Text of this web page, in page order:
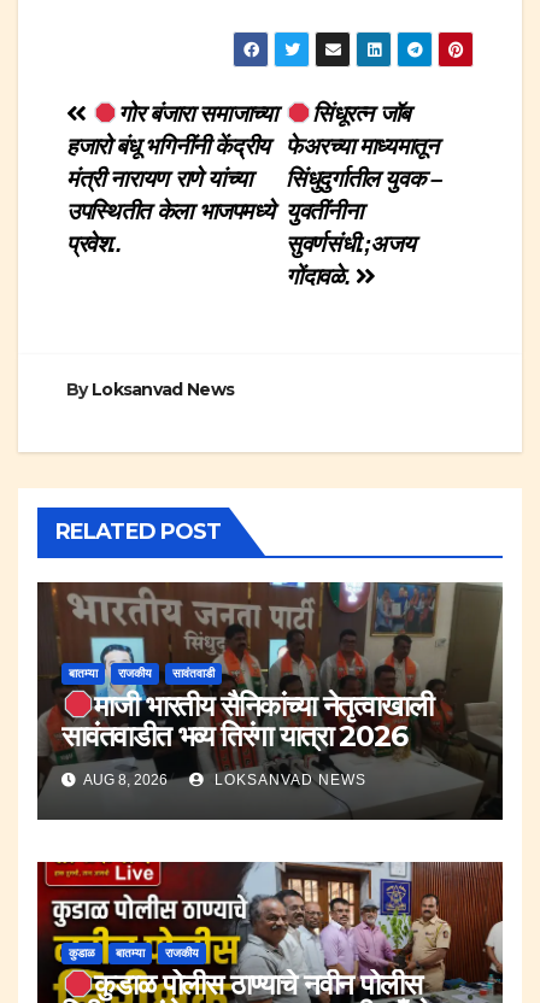
Post
navigation
सिंधूरत्न जॉब
फेअरच्या माध्यमातून
सिंधुदुर्गातील युवक –
युवतींनीना
सुवर्णसंधी.;अजय
गोंदावळे.
गोर बंजारा समाजाच्या
हजारो बंधू भगिनींनी केंद्रीय
मंत्री नारायण राणे यांच्या
उपस्थितीत केला भाजपमध्ये
प्रवेश..
ByLoksanvad News
RELATED POST
बातम्या राजकीय सावंतवाडी
माजी भारतीय सैनिकांच्या नेतृत्वाखाली
सावंतवाडीत भव्य तिरंगा यात्रा 2026
AUG 8, 2026 LOKSANVAD NEWS
कुडाळ बातम्या राजकीय
कुडाळ पोलीस ठाण्याचे नवीन पोलीस